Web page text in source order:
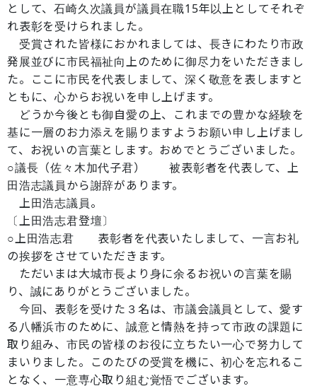
として、石崎久次議員が議員在職15年以上としてそれぞ
れ表彰を受けられました。
受賞された皆様におかれましては、長きにわたり市政
発展並びに市民福祉向上のために御尽力をいただきまし
た。ここに市民を代表しまして、深く敬意を表しますと
ともに、心からお祝いを申し上げます。
どうか今後とも御自愛の上、これまでの豊かな経験を
基に一層のお力添えを賜りますようお願い申し上げまし
て、お祝いの言葉とします。おめでとうございました。
○議長（佐々木加代子君） 被表彰者を代表して、上
田浩志議員から謝辞があります。
上田浩志議員。
〔上田浩志君登壇〕
○上田浩志君 表彰者を代表いたしまして、一言お礼
の挨拶をさせていただきます。
ただいまは大城市長より身に余るお祝いの言葉を賜
り、誠にありがとうございました。
今回、表彰を受けた３名は、市議会議員として、愛す
る八幡浜市のために、誠意と情熱を持って市政の課題に
取り組み、市民の皆様のお役に立ちたい一心で努力して
まいりました。このたびの受賞を機に、初心を忘れるこ
となく、一意専心取り組む覚悟でございます。